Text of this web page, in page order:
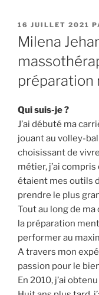
PUBLIÉ
LE
16 JUILLET 2021
Milena
préparation
Qui suis-je ?
J’ai débuté ma
jouant au volley-
choisissant de
métier, j’ai
étaient mes outils
prendre le plus
Tout au long de
la préparation
performer au
A travers mon
passion pour le
En 2010, j’ai